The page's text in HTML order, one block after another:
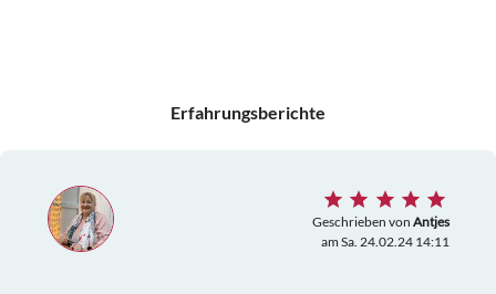
Erfahrungsberichte
Geschrieben von Antjes
am Sa. 24.02.24 14:11